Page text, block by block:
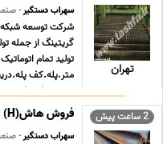
تهران
سهراب دستگیر-
شرکت توسعه شبکه
گریتینگ از جمله
متر.پله.کف
..... میباشد که در
2 ساعت پیش فروش هاش(H) سنگین صنعتی 340 وارداتی
سهراب دستگیر-